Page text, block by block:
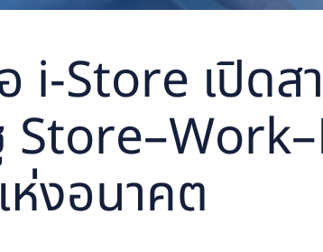
i-Store เปิดส
งอนาคต